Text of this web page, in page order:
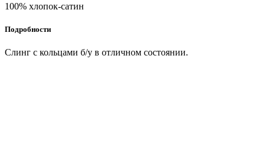
100% хлопок-сатин
Подробности
Слинг с кольцами б/у в отличном состоянии.